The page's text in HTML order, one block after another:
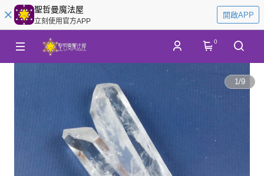
聖哲曼魔法屋
立刻使用官方APP
開啟APP
0
1/9